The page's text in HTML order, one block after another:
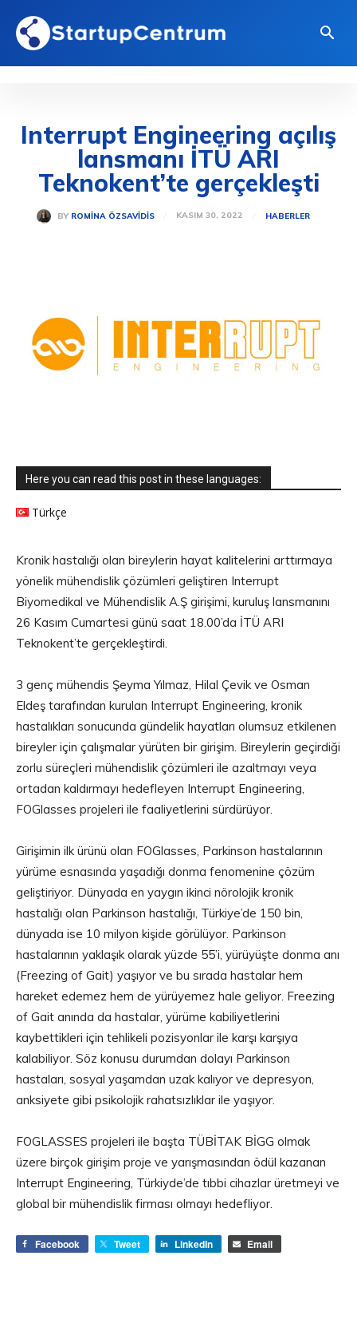
Interrupt Engineering açılış
lansmanı İTÜ ARI
Teknokent’te gerçekleşti
BY ROMINA ÖZSAVIDIS KASIM 30, 2022 HABERLER
Here you can read this post in these languages:
Türkçe
Kronik hastalığı olan bireylerin hayat kalitelerini arttırmaya
yönelik mühendislik çözümleri geliştiren Interrupt
Biyomedikal ve Mühendislik A.Ş girişimi, kuruluş lansmanını
26 Kasım Cumartesi günü saat 18.00’da İTÜ ARI
Teknokent’te gerçekleştirdi.
3 genç mühendis Şeyma Yılmaz, Hilal Çevik ve Osman
Eldeş tarafından kurulan Interrupt Engineering, kronik
hastalıkları sonucunda gündelik hayatları olumsuz etkilenen
bireyler için çalışmalar yürüten bir girişim. Bireylerin geçirdiği
zorlu süreçleri mühendislik çözümleri ile azaltmayı veya
ortadan kaldırmayı hedefleyen Interrupt Engineering,
FOGlasses projeleri ile faaliyetlerini sürdürüyor.
Girişimin ilk ürünü olan FOGlasses, Parkinson hastalarının
yürüme esnasında yaşadığı donma fenomenine çözüm
geliştiriyor. Dünyada en yaygın ikinci nörolojik kronik
hastalığı olan Parkinson hastalığı, Türkiye’de 150 bin,
dünyada ise 10 milyon kişide görülüyor. Parkinson
hastalarının yaklaşık olarak yüzde 55’i, yürüyüşte donma anı
(Freezing of Gait) yaşıyor ve bu sırada hastalar hem
hareket edemez hem de yürüyemez hale geliyor. Freezing
of Gait anında da hastalar, yürüme kabiliyetlerini
kaybettikleri için tehlikeli pozisyonlar ile karşı karşıya
kalabiliyor. Söz konusu durumdan dolayı Parkinson
hastaları, sosyal yaşamdan uzak kalıyor ve depresyon,
anksiyete gibi psikolojik rahatsızlıklar ile yaşıyor.
FOGLASSES projeleri ile başta TÜBİTAK BİGG olmak
üzere birçok girişim proje ve yarışmasından ödül kazanan
Interrupt Engineering, Türkiyde’de tıbbi cihazlar üretmeyi ve
global bir mühendislik firması olmayı hedefliyor.
Facebook Tweet LinkedIn Email